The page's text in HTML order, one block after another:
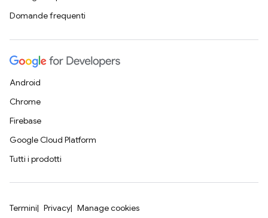
Domande frequenti
Android
Chrome
Firebase
Google Cloud Platform
Tutti i prodotti
Termini Privacy Manage cookies